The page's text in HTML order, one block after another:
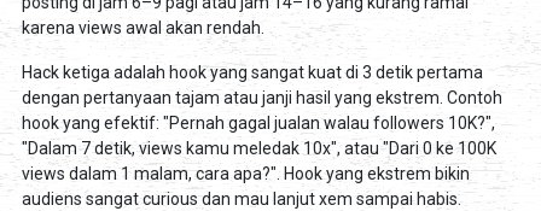
karena views awal akan rendah.
Hack ketiga adalah hook yang sangat kuat di 3 detik pertama
dengan pertanyaan tajam atau janji hasil yang ekstrem. Contoh
hook yang efektif: "Pernah gagal jualan walau followers 10K?",
"Dalam 7 detik, views kamu meledak 10x", atau "Dari 0 ke 100K
views dalam 1 malam, cara apa?". Hook yang ekstrem bikin
audiens sangat curious dan mau lanjut xem sampai habis.